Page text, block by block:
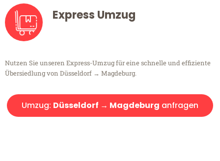
Express Umzug
Nutzen Sie unseren Express-Umzug für eine schnelle und effiziente
Übersiedlung von Düsseldorf → Magdeburg.
Umzug: Düsseldorf → Magdeburg anfragen